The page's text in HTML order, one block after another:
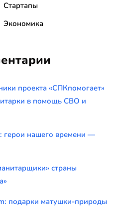
Стартапы
Экономика
проекта «СПКпомогает»
в помощь СВО и
герои нашего времени —
страны
подарки матушки-природы